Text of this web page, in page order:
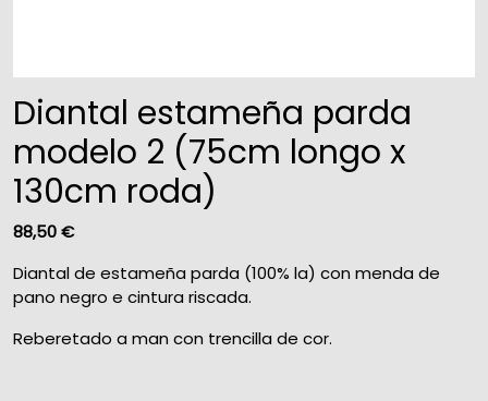
Diantal estameña parda
modelo 2 (75cm longo x
130cm roda)
88,50€
Diantal de estameña parda (100% la) con menda de
pano negro e cintura riscada.
Reberetado a man con trencilla de cor.